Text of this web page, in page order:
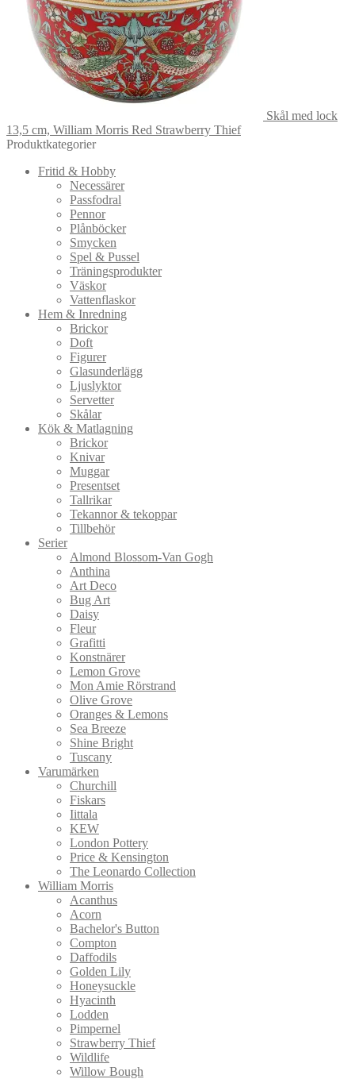
Skål med lock
13,5 cm, William Morris Red Strawberry Thief
Produktkategorier
Fritid & Hobby
Necessärer
Passfodral
Pennor
Plånböcker
Smycken
Spel & Pussel
Träningsprodukter
Väskor
Vattenflaskor
Hem & Inredning
Brickor
Doft
Figurer
Glasunderlägg
Ljuslyktor
Servetter
Skålar
Kök & Matlagning
Brickor
Knivar
Muggar
Presentset
Tallrikar
Tekannor & tekoppar
Tillbehör
Serier
Almond Blossom-Van Gogh
Anthina
Art Deco
Bug Art
Daisy
Fleur
Grafitti
Konstnärer
Lemon Grove
Mon Amie Rörstrand
Olive Grove
Oranges & Lemons
Sea Breeze
Shine Bright
Tuscany
Varumärken
Churchill
Fiskars
Iittala
KEW
London Pottery
Price & Kensington
The Leonardo Collection
William Morris
Acanthus
Acorn
Bachelor's Button
Compton
Daffodils
Golden Lily
Honeysuckle
Hyacinth
Lodden
Pimpernel
Strawberry Thief
Wildlife
Willow Bough